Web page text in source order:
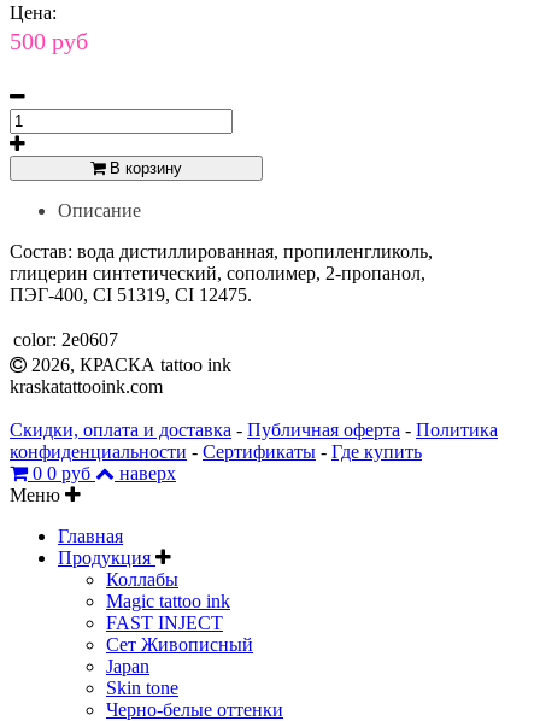
Цена:
500 руб
В корзину
Описание
Состав: вода дистиллированная, пропиленгликоль,
глицерин синтетический, сополимер, 2-пропанол,
ПЭГ-400, CI 51319, CI 12475.
color: 2e0607
2026, КРАСКА tattoo ink
kraskatattooink.com
Скидки, оплата и доставка - Публичная оферта - Политика
конфиденциальности - Сертификаты - Где купить
0 0 руб
наверх
Меню
Главная
Продукция
Коллабы
Magic tattoo ink
FAST INJECT
Сет Живописный
Japan
Skin tone
Черно-белые оттенки